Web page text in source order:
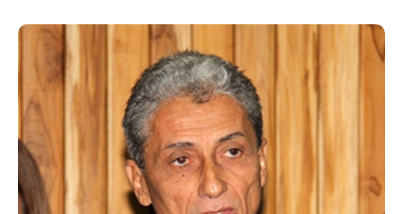
Só Notícias